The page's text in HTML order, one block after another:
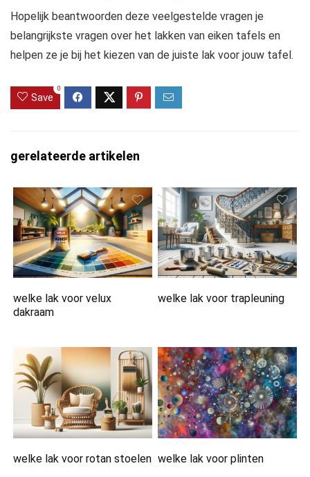
Hopelijk beantwoorden deze veelgestelde vragen je
belangrijkste vragen over het lakken van eiken tafels en
helpen ze je bij het kiezen van de juiste lak voor jouw tafel.
Save
0
gerelateerde artikelen
welke lak voor velux
dakraam
welke lak voor trapleuning
welke lak voor rotan stoelen welke lak voor plinten